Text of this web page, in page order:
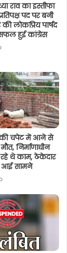
राव का इस्तीफा
पद पर बनी
की लोकप्रिय पार्षद
हुई कांग्रेस
की चपेट में आने से
निर्माणाधीन
थे काम, ठेकेदार
आई सामने